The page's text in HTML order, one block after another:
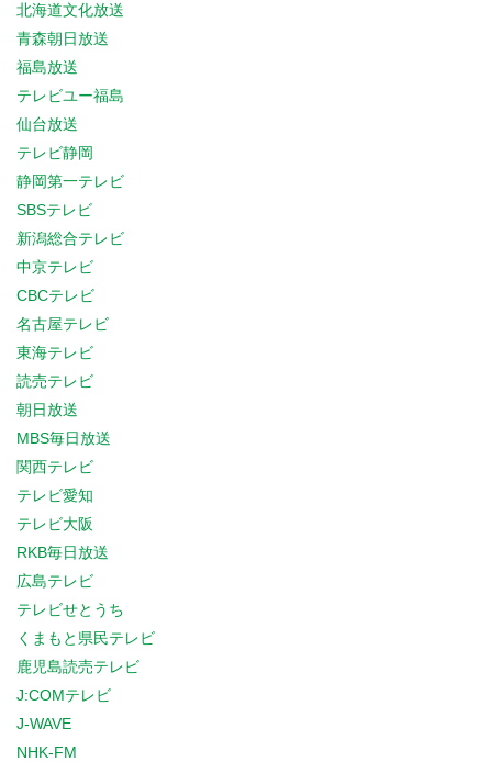
北海道文化放送
青森朝日放送
福島放送
テレビユー福島
仙台放送
テレビ静岡
静岡第一テレビ
SBSテレビ
新潟総合テレビ
中京テレビ
CBCテレビ
名古屋テレビ
東海テレビ
読売テレビ
朝日放送
MBS毎日放送
関西テレビ
テレビ愛知
テレビ大阪
RKB毎日放送
広島テレビ
テレビせとうち
くまもと県民テレビ
鹿児島読売テレビ
J:COMテレビ
J-WAVE
NHK-FM